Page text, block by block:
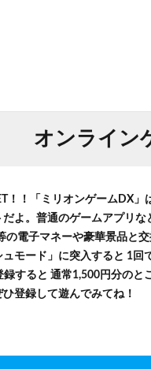
オンライン
！！「ミリオンゲームDX」
よ。普通のゲームアプリ
の電子マネーや豪華景品と
ュモード」に突入すると 1回
録すると 通常1,500円分のと
登録して遊んでみてね！